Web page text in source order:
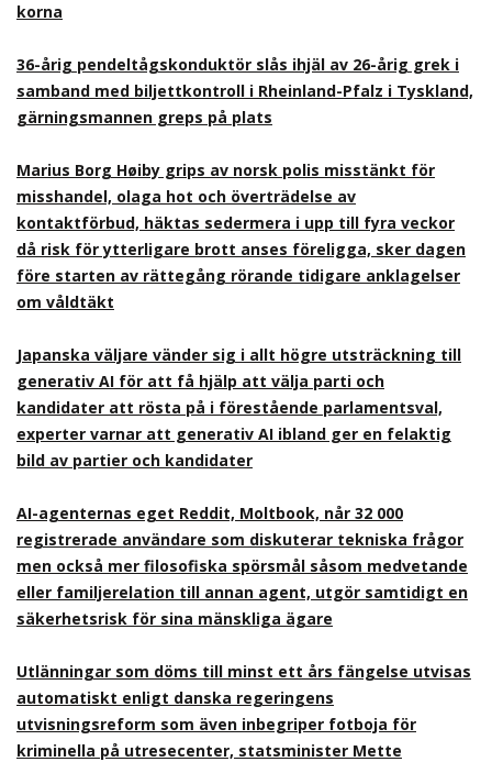
korna
36-årig pendeltågskonduktör slås ihjäl av 26-årig grek i
samband med biljettkontroll i Rheinland-Pfalz i Tyskland,
gärningsmannen greps på plats
Marius Borg Høiby grips av norsk polis misstänkt för
misshandel, olaga hot och överträdelse av
kontaktförbud, häktas sedermera i upp till fyra veckor
då risk för ytterligare brott anses föreligga, sker dagen
före starten av rättegång rörande tidigare anklagelser
om våldtäkt
Japanska väljare vänder sig i allt högre utsträckning till
generativ AI för att få hjälp att välja parti och
kandidater att rösta på i förestående parlamentsval,
experter varnar att generativ AI ibland ger en felaktig
bild av partier och kandidater
AI-agenternas eget Reddit, Moltbook, når 32 000
registrerade användare som diskuterar tekniska frågor
men också mer filosofiska spörsmål såsom medvetande
eller familjerelation till annan agent, utgör samtidigt en
säkerhetsrisk för sina mänskliga ägare
Utlänningar som döms till minst ett års fängelse utvisas
automatiskt enligt danska regeringens
utvisningsreform som även inbegriper fotboja för
kriminella på utresecenter, statsminister Mette